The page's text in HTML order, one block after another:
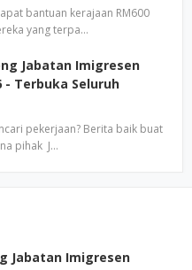
bantuan kerajaan RM600
yang terpa…
Jabatan Imigresen
- Terbuka Seluruh
pekerjaan? Berita baik buat
pihak J…
Jabatan Imigresen